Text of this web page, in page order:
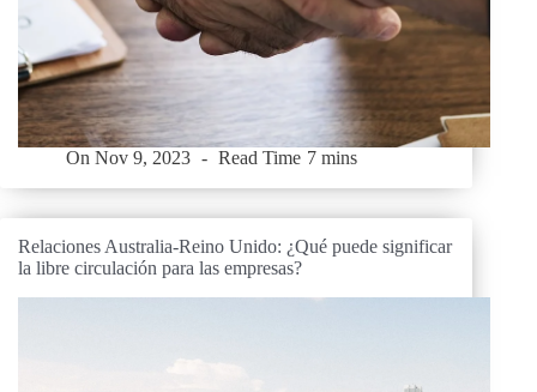
On Nov 9, 2023 Read Time 7 mins
Relaciones Australia-Reino Unido: ¿Qué puede significar
la libre circulación para las empresas?